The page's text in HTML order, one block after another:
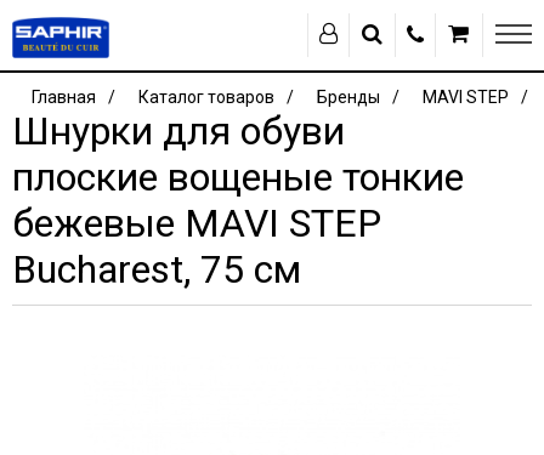
Главная Каталог товаров Бренды MAVI STEP
Шнурки для обуви
плоские вощеные тонкие
бежевые MAVI STEP
Bucharest, 75 см